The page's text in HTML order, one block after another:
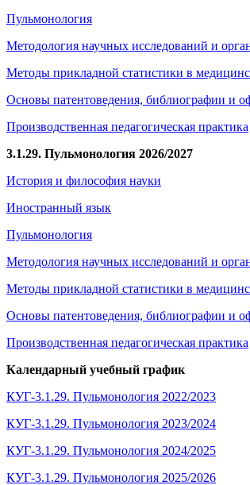
Пульмонология
Методология научных исследований и
Методы прикладной статистики в
Основы патентоведения, библиографии и
Производственная педагогическая практика
3.1.29. Пульмонология 2026/2027
История и философия науки
Иностранный язык
Пульмонология
Методология научных исследований и
Методы прикладной статистики в
Основы патентоведения, библиографии и
Производственная педагогическая практика
Календарный учебный график
КУГ-3.1.29. Пульмонология 2022/2023
КУГ-3.1.29. Пульмонология 2023/2024
КУГ-3.1.29. Пульмонология 2024/2025
КУГ-3.1.29. Пульмонология 2025/2026